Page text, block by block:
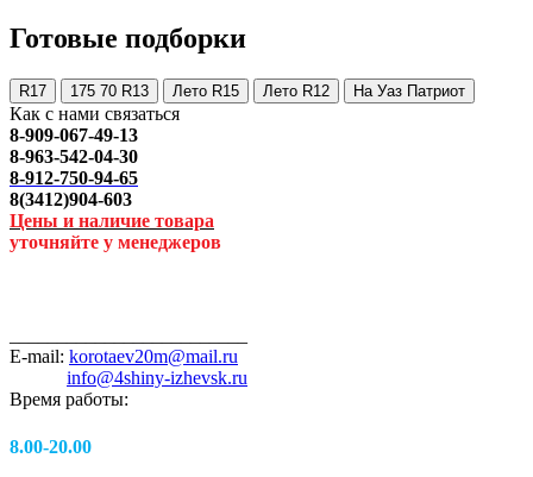
Готовые подборки
R17 175 70 R13 Лето R15 Лето R12 На Уаз Патриот
Как с нами связаться
8-909-067-49-13
8-963-542-04-30
8-912-750-94-65
8(3412)904-603
Цены и наличие товара
уточняйте у менеджеров
E-mail: korotaev20m@mail.ru
info@4shiny-izhevsk.ru
Время работы:
8.00-20.00